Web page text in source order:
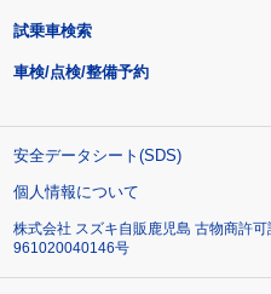
試乗車検索
車検/点検/整備予約
安全データシート(SDS)
個人情報について
株式会社 スズキ自販鹿児島 古物商許
961020040146号